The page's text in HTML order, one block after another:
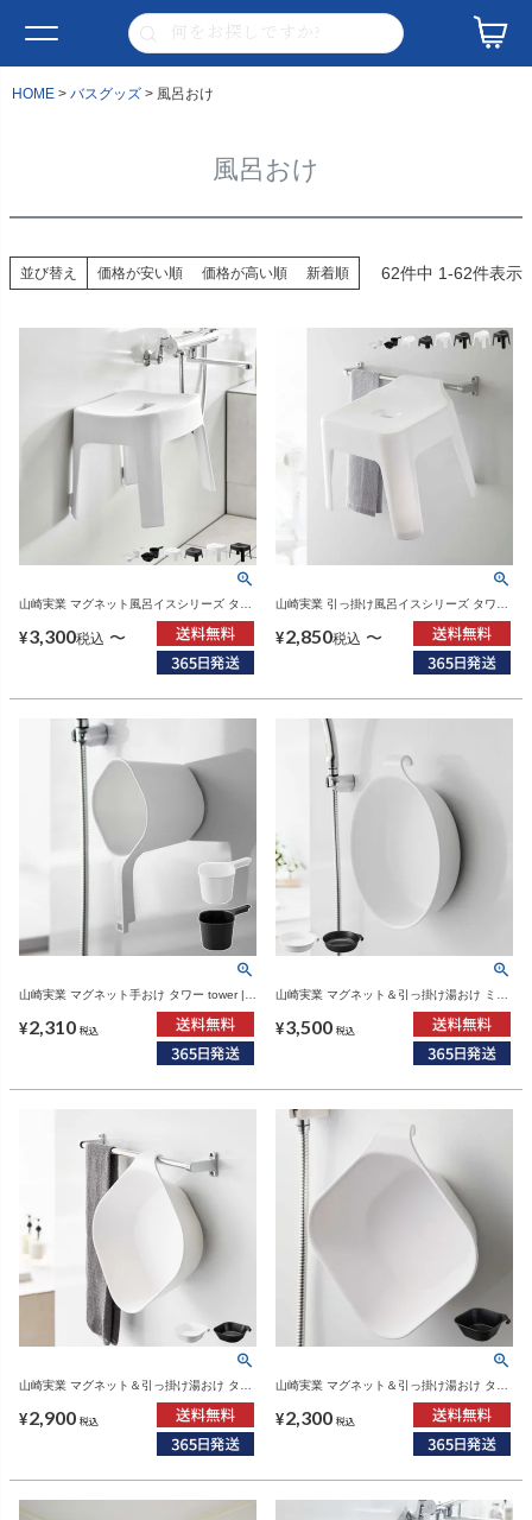
HOME バスグッズ 風呂おけ
風呂おけ
並び替え 価格が安い順 価格が高い順 新着順 62件中 1-62件表示
山崎実業 マグネット風呂イスシリーズ タワ
ー tower SH13 SH25 | バスグッズ・タワー
シリーズ
¥3,300税込 〜
山崎実業 引っ掛け風呂イスシリーズ タワー
tower SH13 SH25 SH30 | バスグッズ・タ
ワーシリーズ
¥2,850税込 〜
山崎実業 マグネット手おけ タワー tower |
バスグッズ・タワーシリーズ
¥2,310 税込
山崎実業 マグネット＆引っ掛け湯おけ ミス
ト L MIST | バスグッズ・風呂おけ
¥3,500 税込
山崎実業 マグネット＆引っ掛け湯おけ タワ
ー L tower | バスグッズ・タワーシリーズ
¥2,900 税込
山崎実業 マグネット＆引っ掛け湯おけ タワ
ー tower | バスグッズ・タワーシリーズ
¥2,300 税込